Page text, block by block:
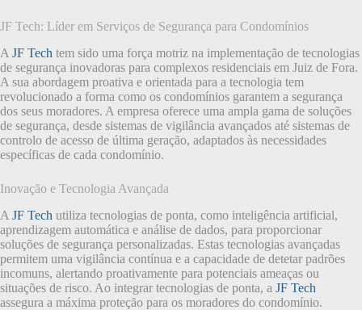
JF Tech: Líder em Serviços de Segurança para Condomínios
A JF Tech tem sido uma força motriz na implementação de tecnologias
de segurança inovadoras para complexos residenciais em Juiz de Fora.
A sua abordagem proativa e orientada para a tecnologia tem
revolucionado a forma como os condomínios garantem a segurança
dos seus moradores. A empresa oferece uma ampla gama de soluções
de segurança, desde sistemas de vigilância avançados até sistemas de
controlo de acesso de última geração, adaptados às necessidades
específicas de cada condomínio.
Inovação e Tecnologia Avançada
A JF Tech utiliza tecnologias de ponta, como inteligência artificial,
aprendizagem automática e análise de dados, para proporcionar
soluções de segurança personalizadas. Estas tecnologias avançadas
permitem uma vigilância contínua e a capacidade de detetar padrões
incomuns, alertando proativamente para potenciais ameaças ou
situações de risco. Ao integrar tecnologias de ponta, a JF Tech
assegura a máxima proteção para os moradores do condomínio.